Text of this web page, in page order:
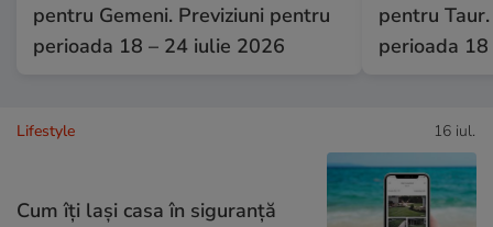
pentru Gemeni. Previziuni pentru
perioada 18 – 24 iulie 2026
pentru
perioada
Lifestyle 16 iul.
Cum îţi laşi casa în siguranţă